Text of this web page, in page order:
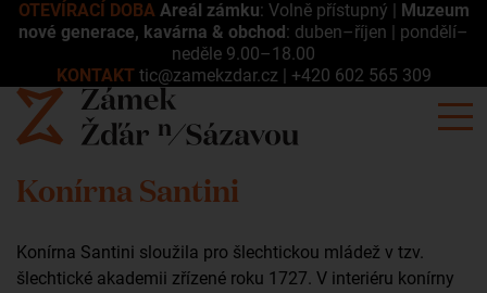
OTEVÍRACÍ DOBA Areál zámku: Volně přístupný | Muzeum
nové generace, kavárna & obchod: duben–říjen | pondělí–
neděle 9.00–18.00
KONTAKT tic@zamekzdar.cz | +420 602 565 309
Konírna Santini
Konírna Santini sloužila pro šlechtickou mládež v tzv.
šlechtické akademii zřízené roku 1727. V interiéru konírny